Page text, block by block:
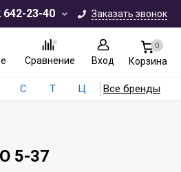
642-23-40 Заказать звонок
Сравнение Вход
0
Корзина
С Т Ц Все бренды
5-37